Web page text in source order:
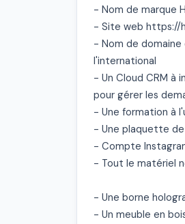
- Nom de marque
- Site web https://
- Nom de
l'international
- Un Cloud CRM à
pour gérer les
- Une formation à
- Une plaquette
- Compte
- Tout le matériel
- Une borne
- Un meuble en